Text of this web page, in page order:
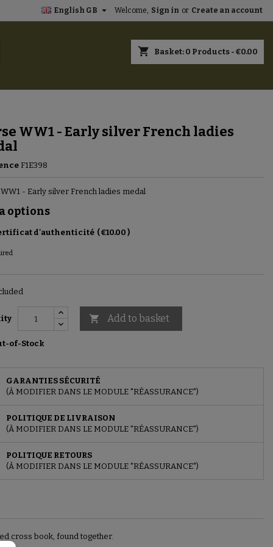
Welcome, Sign in or Create an account
English GB 
shopping_cart Basket: 0 Products - €0.00
WW1 - Early silver French ladies
F1E398
- Early silver French ladies medal
options
d'authenticité ( €10.00 )
 Add to basket
of-Stock
GARANTIES SÉCURITÉ
(À MODIFIER DANS LE MODULE "RÉASSURANCE")
POLITIQUE DE LIVRAISON
(À MODIFIER DANS LE MODULE "RÉASSURANCE")
POLITIQUE RETOURS
(À MODIFIER DANS LE MODULE "RÉASSURANCE")
cross book, found together.